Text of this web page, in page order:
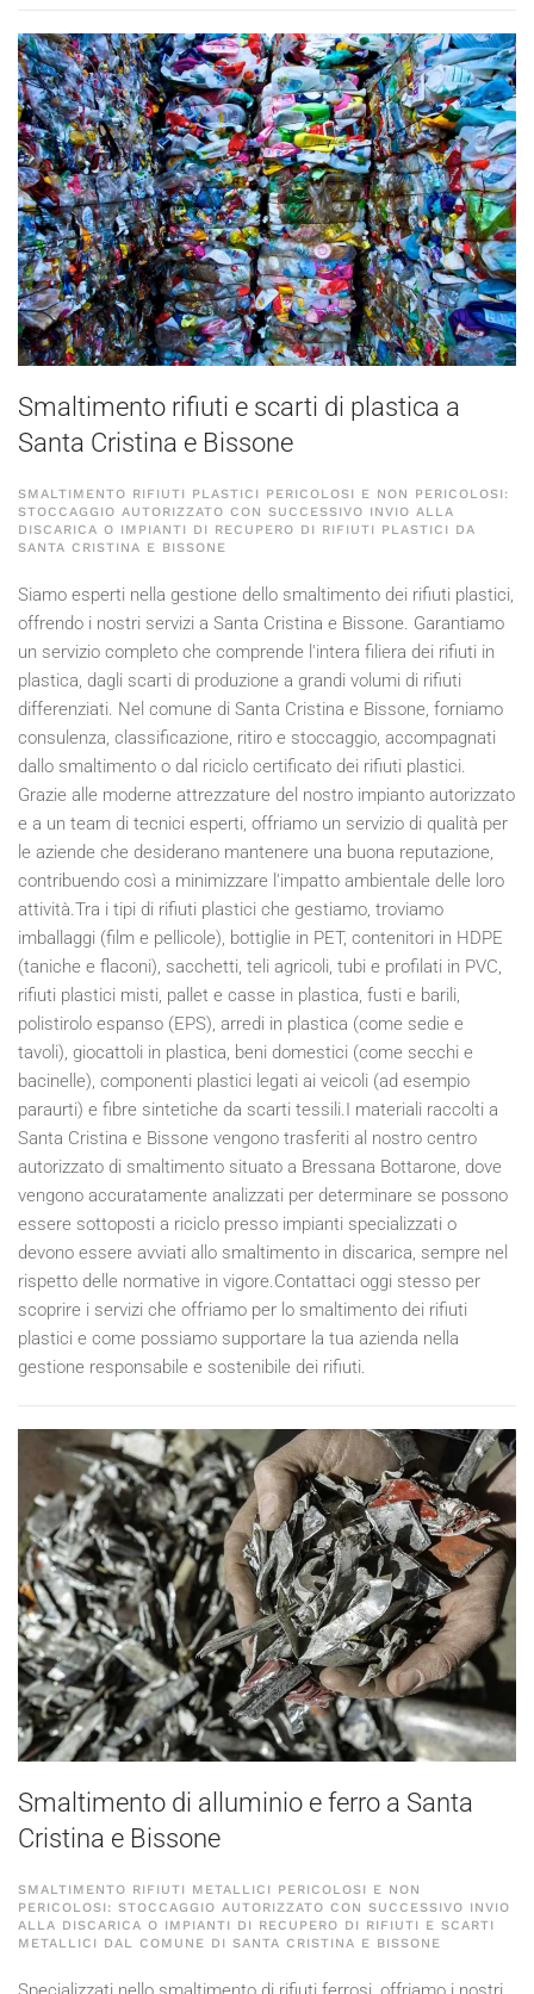
Smaltimento rifiuti e scarti di plastica a
Santa Cristina e Bissone
SMALTIMENTO RIFIUTI PLASTICI PERICOLOSI E NON PERICOLOSI:
STOCCAGGIO AUTORIZZATO CON SUCCESSIVO INVIO ALLA
DISCARICA O IMPIANTI DI RECUPERO DI RIFIUTI PLASTICI DA
SANTA CRISTINA E BISSONE
Siamo esperti nella gestione dello smaltimento dei rifiuti plastici,
offrendo i nostri servizi a Santa Cristina e Bissone. Garantiamo
un servizio completo che comprende l'intera filiera dei rifiuti in
plastica, dagli scarti di produzione a grandi volumi di rifiuti
differenziati. Nel comune di Santa Cristina e Bissone, forniamo
consulenza, classificazione, ritiro e stoccaggio, accompagnati
dallo smaltimento o dal riciclo certificato dei rifiuti plastici.
Grazie alle moderne attrezzature del nostro impianto autorizzato
e a un team di tecnici esperti, offriamo un servizio di qualità per
le aziende che desiderano mantenere una buona reputazione,
contribuendo così a minimizzare l'impatto ambientale delle loro
attività.Tra i tipi di rifiuti plastici che gestiamo, troviamo
imballaggi (film e pellicole), bottiglie in PET, contenitori in HDPE
(taniche e flaconi), sacchetti, teli agricoli, tubi e profilati in PVC,
rifiuti plastici misti, pallet e casse in plastica, fusti e barili,
polistirolo espanso (EPS), arredi in plastica (come sedie e
tavoli), giocattoli in plastica, beni domestici (come secchi e
bacinelle), componenti plastici legati ai veicoli (ad esempio
paraurti) e fibre sintetiche da scarti tessili.I materiali raccolti a
Santa Cristina e Bissone vengono trasferiti al nostro centro
autorizzato di smaltimento situato a Bressana Bottarone, dove
vengono accuratamente analizzati per determinare se possono
essere sottoposti a riciclo presso impianti specializzati o
devono essere avviati allo smaltimento in discarica, sempre nel
rispetto delle normative in vigore.Contattaci oggi stesso per
scoprire i servizi che offriamo per lo smaltimento dei rifiuti
plastici e come possiamo supportare la tua azienda nella
gestione responsabile e sostenibile dei rifiuti.
Smaltimento di alluminio e ferro a Santa
Cristina e Bissone
SMALTIMENTO RIFIUTI METALLICI PERICOLOSI E NON
PERICOLOSI: STOCCAGGIO AUTORIZZATO CON SUCCESSIVO INVIO
ALLA DISCARICA O IMPIANTI DI RECUPERO DI RIFIUTI E SCARTI
METALLICI DAL COMUNE DI SANTA CRISTINA E BISSONE